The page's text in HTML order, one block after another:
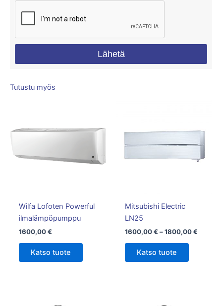
Lähetä
Tutustu myös
Wilfa Lofoten Powerful
ilmalämpöpumppu
1600,00€
Katso tuote
Mitsubishi Electric
LN25
1600,00€ – 1800,00€
Katso tuote
Voit